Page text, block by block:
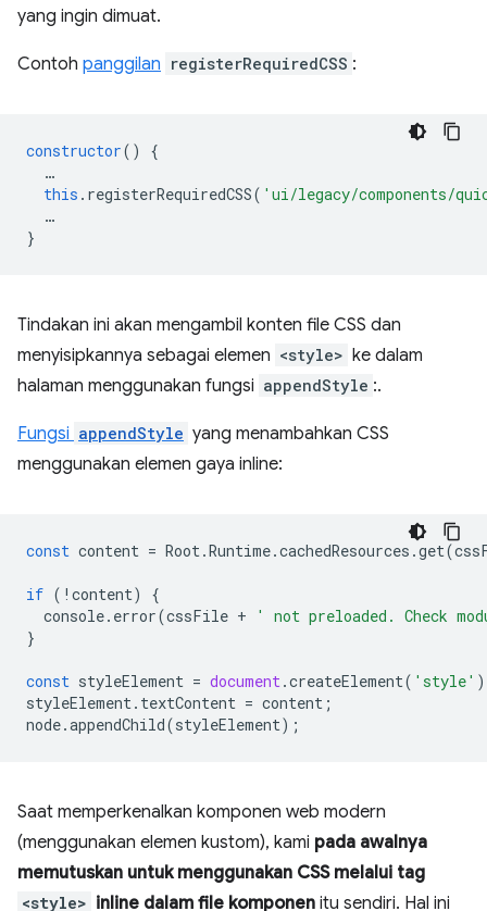
yang ingin dimuat.
Contoh panggilan registerRequiredCSS :
constructor()
{
…
this . registerRequiredCSS( 'ui/legacy/components/
…
}
Tindakan ini akan mengambil konten file CSS dan
menyisipkannya sebagai elemen <style> ke dalam
halaman menggunakan fungsi appendStyle :.
Fungsi appendStyle yang menambahkan CSS
menggunakan elemen gaya inline:
const content = Root.Runtime.cachedResources .get(
if ( ! content)
{
console. error(cssFile +
' not preloaded. Check
}
const styleElement = document.createElement( 'style'
styleElement. textContent = content ;
node.appendChild(styleElement);
Saat memperkenalkan komponen web modern
(menggunakan elemen kustom), kami pada awalnya
memutuskan untuk menggunakan CSS melalui tag
<style> inline dalam file komponen itu sendiri. Hal ini